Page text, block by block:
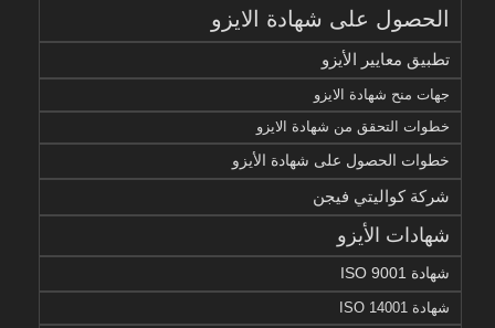
الحصول على شهادة الايزو
تطبيق معايير الأيزو
جهات منح شهادة الايزو
خطوات التحقق من شهادة الايزو
خطوات الحصول على شهادة الأيزو
شركة كواليتي فيجن
شهادات الأيزو
شهادة ISO 9001
شهادة ISO 14001